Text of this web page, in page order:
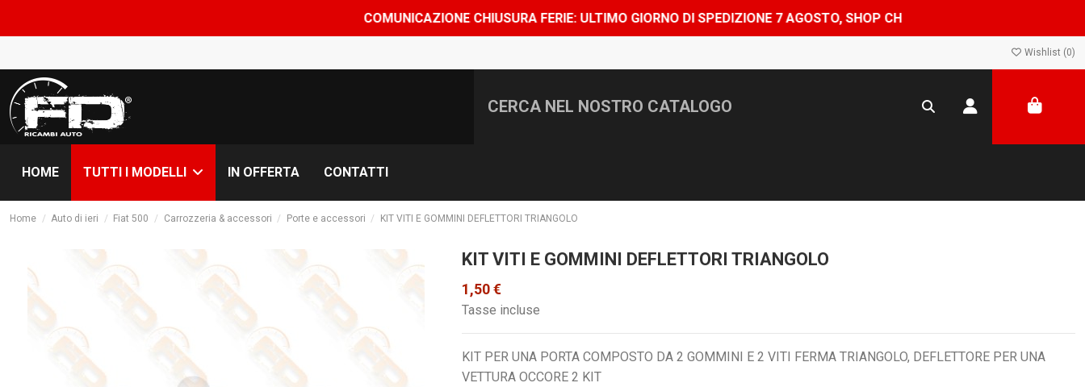
COMUNICAZIONE CHIUSURA FERIE: ULTIMO GIORNO DI SPEDIZIONE 7 AGOSTO, SHOP CHIUSO DAL 8 AL 24 AGOSTO — ORDINI EVASI A
Wishlist (0)
HOME TUTTI I MODELLI IN OFFERTA CONTATTI
Home Auto di ieri Fiat 500 Carrozzeria & accessori Porte e accessori KIT VITI E GOMMINI DEFLETTORI TRIANGOLO
KIT VITI E GOMMINI DEFLETTORI TRIANGOLO
1,50 €
Tasse incluse
KIT PER UNA PORTA COMPOSTO DA 2 GOMMINI E 2 VITI FERMA TRIANGOLO, DEFLETTORE PER UNA
VETTURA OCCORE 2 KIT